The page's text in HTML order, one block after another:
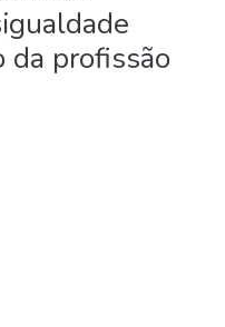
da profissão